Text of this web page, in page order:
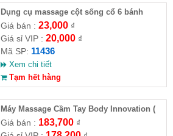
Dụng cụ massage cột sống cổ 6 bánh
Giá bán : 23,000₫
Giá sỉ VIP : 20,000₫
Mã SP: 11436
Xem chi tiết
Tạm hết hàng
Máy Massage Cầm Tay Body Innovation (
HĐ )
Giá bán : 183,700₫